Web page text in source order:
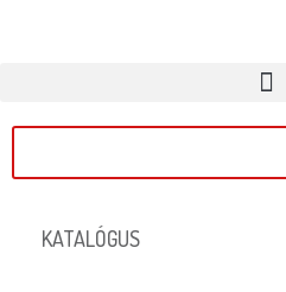
KATALÓGUS